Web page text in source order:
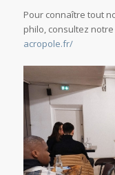
Pour connaître tout
philo, consultez
acropole.fr/